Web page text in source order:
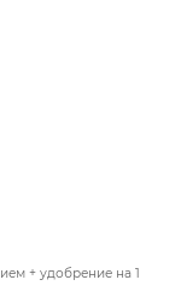
+ удобрение на 1